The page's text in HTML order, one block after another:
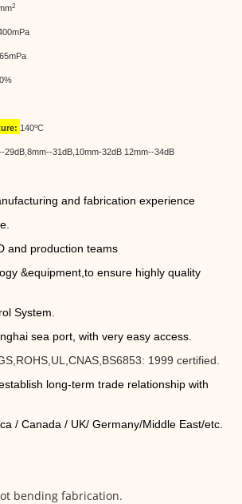
2
140oC
29dB,8mm--31dB,10mm-32dB 12mm--34dB
and fabrication experience
and production teams
&equipment,to ensure highly quality
System.
sea port, with very easy access.
1999 certified.
long-term trade relationship with
/ Canada / UK/ Germany/Middle East/etc.
bending fabrication.